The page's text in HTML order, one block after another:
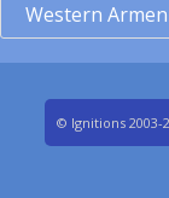
Western
© Ignitions 2003-